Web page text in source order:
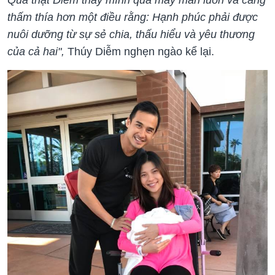
thấm thía hơn một điều rằng: Hạnh phúc phải được
nuôi dưỡng từ sự sẻ chia, thấu hiểu và yêu thương
của cả hai", Thúy Diễm nghẹn ngào kể lại.